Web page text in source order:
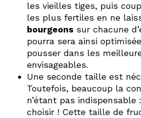
les vieilles tiges, puis
les plus fertiles en ne
bourgeons sur chacune
pourra sera ainsi
pousser dans les
envisageables.
Une seconde taille est
Toutefois, beaucoup la
n’étant pas indispensable
choisir ! Cette taille de